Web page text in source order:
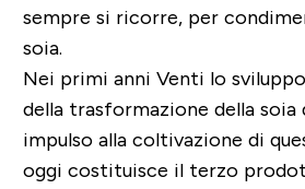
sempre si ricorre, per
soia.
Nei primi anni Venti lo
della trasformazione della soia
impulso alla coltivazione di
oggi costituisce il terzo